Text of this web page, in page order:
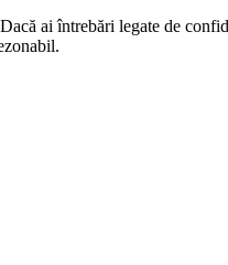
ai întrebări legate de